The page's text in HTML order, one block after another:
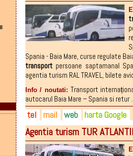
Spania - Baia Mare, curse regulate
transport persoane saptamanal
agentia turism RAL TRAVEL, bilete
Info / noutati: Transport
autocarul Baia Mare – Spania si retur
tel
0262-431919
0722-387284
mail
helviareto13@gmail.com
web
helviareto.ro
facebook.com/people/
harta Google
Agentia turism TUR